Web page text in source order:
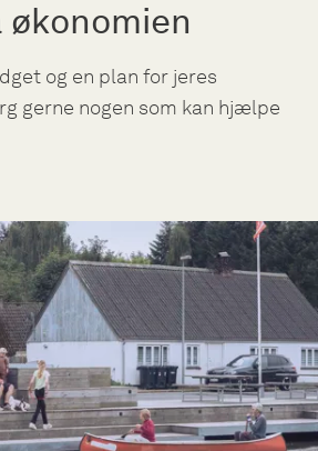
økonomien
og en plan for jeres
gerne nogen som kan hjælpe